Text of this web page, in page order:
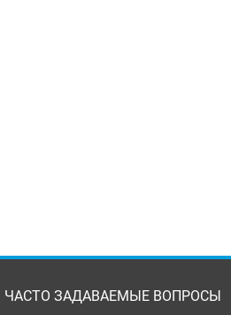
ЧАСТО ЗАДАВАЕМЫЕ ВОПРОСЫ